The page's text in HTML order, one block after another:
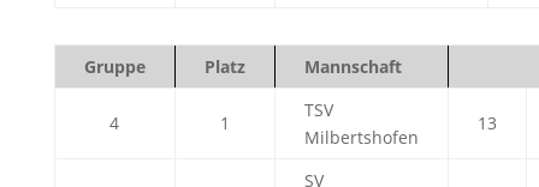
Gruppe Platz Mannschaft
4 1
TSV
Milbertshofen
13
SV